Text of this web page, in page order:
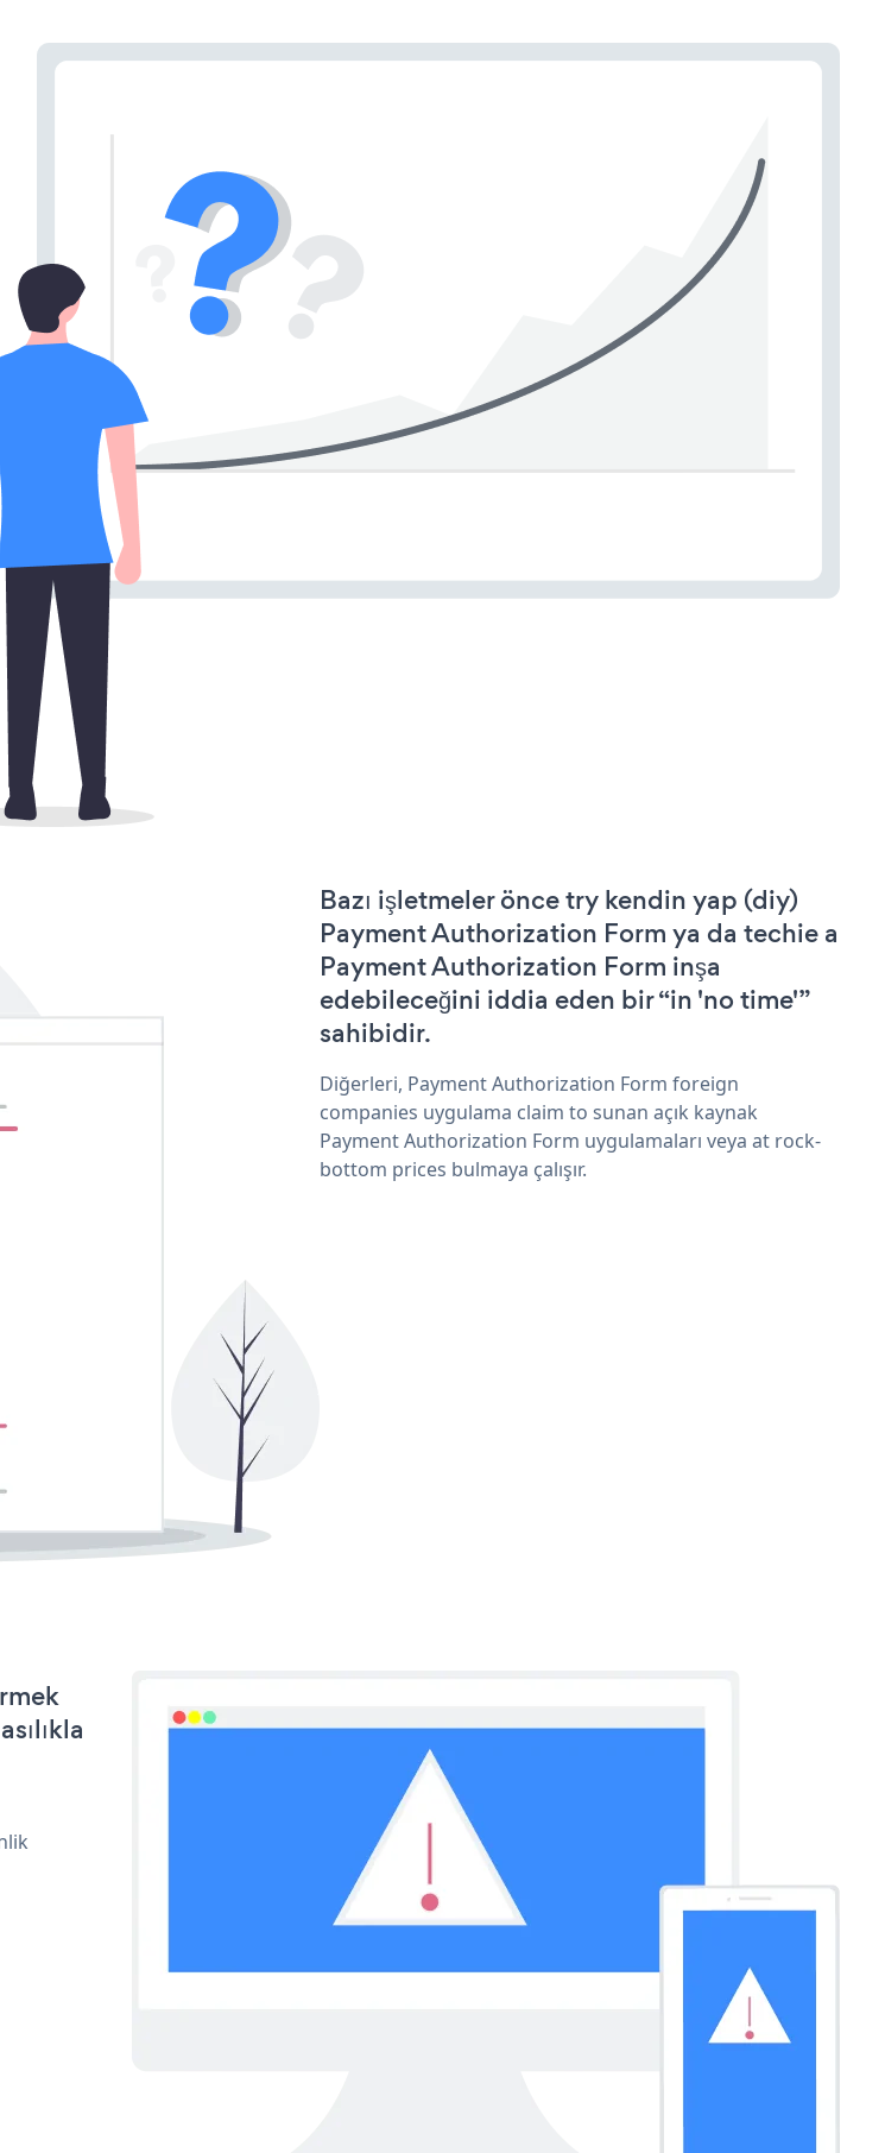
Bazı işletmeler önce try kendin yap (diy)
Payment Authorization Form ya da techie a
Payment Authorization Form inşa
edebileceğini iddia eden bir “in 'no time'”
sahibidir.
Diğerleri, Payment Authorization Form foreign
companies uygulama claim to sunan açık kaynak
Payment Authorization Form uygulamaları veya at rock-
bottom prices bulmaya çalışır.